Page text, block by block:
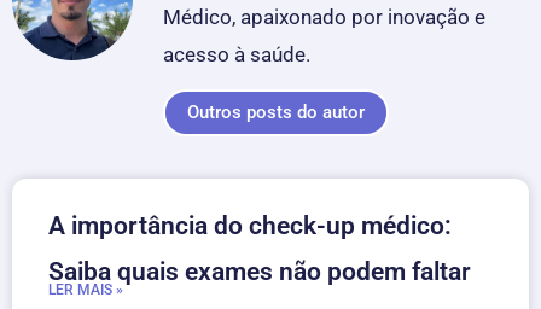
Médico, apaixonado por inovação e
acesso à saúde.
Outros posts do autor
A importância do check-up médico:
Saiba quais exames não podem faltar
LER MAIS »